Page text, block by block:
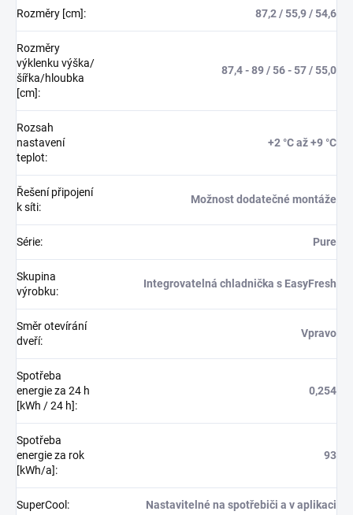
Rozměry [cm]: 87,2 / 55,9 / 54,6
Rozměry
výklenku výška/
šířka/hloubka
[cm]:
87,4 - 89 / 56 - 57 / 55,0
Rozsah
nastavení
teplot:
+2 °C až +9 °C
Řešení připojení
k síti:
Možnost dodatečné montáže
Série: Pure
Skupina
výrobku:
Integrovatelná chladnička s EasyFresh
Směr otevírání
dveří:
Vpravo
Spotřeba
energie za 24 h
[kWh / 24 h]:
0,254
Spotřeba
energie za rok
[kWh/a]:
93
SuperCool: Nastavitelné na spotřebiči a v aplikaci